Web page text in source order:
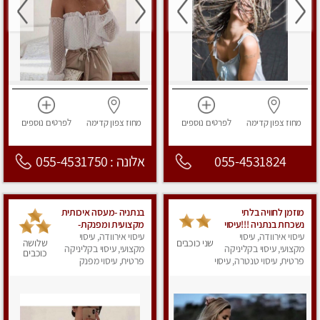
מחוז צפוןקדימה לפרטים נוספים
055-4531824
מחוז צפוןקדימה לפרטים נוספים
אלונה : 055-4531750
מוזמן לחוויה בלתי
נשכחת בנתניה !!!עיסוי
מפנק ביותר במקום פרטי
לחלוטין!
עיסוי אירוודה, עיסוי
מקצועי, עיסוי בקליניקה
פרטית, עיסוי טנטרה, עיסוי
שני כוכבים
בנתניה -מעסה איכותית
מקצועית ומפנקת-
בנתניה
עיסוי אירוודה, עיסוי
מקצועי, עיסוי בקליניקה
פרטית, עיסוי מפנק
שלושה
כוכבים